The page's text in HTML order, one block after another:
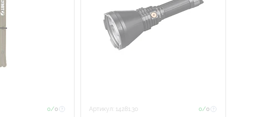
0/0 Артикул: 14281.30 0/0